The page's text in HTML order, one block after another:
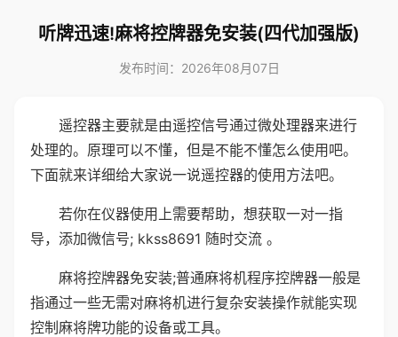
听牌迅速!麻将控牌器免安装(四代加强版)
发布时间：2026年08月07日
遥控器主要就是由遥控信号通过微处理器来进行
处理的。原理可以不懂，但是不能不懂怎么使用吧。
下面就来详细给大家说一说遥控器的使用方法吧。
若你在仪器使用上需要帮助，想获取一对一指
导，添加微信号; kkss8691 随时交流 。
麻将控牌器免安装;普通麻将机程序控牌器一般是
指通过一些无需对麻将机进行复杂安装操作就能实现
控制麻将牌功能的设备或工具。